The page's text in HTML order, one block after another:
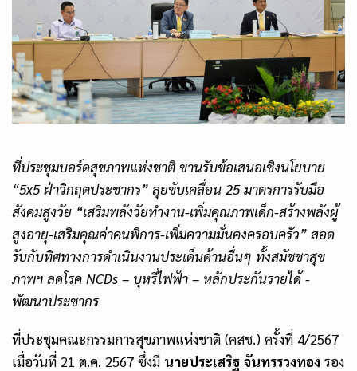
ที่ประชุมบอร์ดสุขภาพแห่งชาติ ขานรับข้อเสนอเชิงนโยบาย
“5x5 ฝ่าวิกฤตประชากร” ลุยขับเคลื่อน 25 มาตรการรับมือ
สังคมสูงวัย “เสริมพลังวัยทำงาน-เพิ่มคุณภาพเด็ก-สร้างพลังผู้
สูงอายุ-เสริมคุณค่าคนพิการ-เพิ่มความมั่นคงครอบครัว” สอด
รับกับทิศทางการดำเนินงานประเด็นด้านอื่นๆ ทั้งสมัชชาสุข
ภาพฯ ลดโรค NCDs – บุหรี่ไฟฟ้า – หลักประกันรายได้ -
พัฒนาประชากร
ที่ประชุมคณะกรรมการสุขภาพแห่งชาติ (คสช.) ครั้งที่ 4/2567
เมื่อวันที่ 21 ต.ค. 2567 ซึ่งมี นายประเสริฐ จันทรรวงทอง รอง